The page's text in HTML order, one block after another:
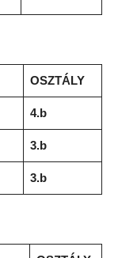
OSZTÁLY
4.b
3.b
3.b